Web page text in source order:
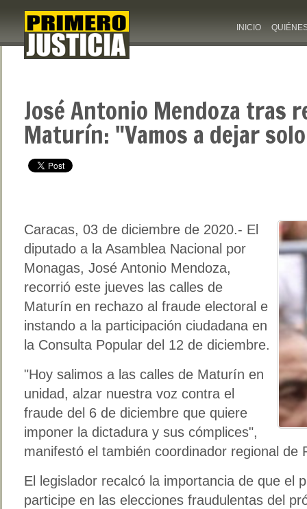
INICIO
José Antonio Mendoza tras
Maturín: "Vamos a dejar
Caracas, 03 de diciembre de 2020.- El
diputado a la Asamblea Nacional por
Monagas, José Antonio Mendoza,
recorrió este jueves las calles de
Maturín en rechazo al fraude electoral e
instando a la participación ciudadana en
la Consulta Popular del 12 de diciembre.
"Hoy salimos a las calles de Maturín en
unidad, alzar nuestra voz contra el
fraude del 6 de diciembre que quiere
imponer la dictadura y sus cómplices",
manifestó el también coordinador regional de
El legislador recalcó la importancia de que el
participe en las elecciones fraudulentas del